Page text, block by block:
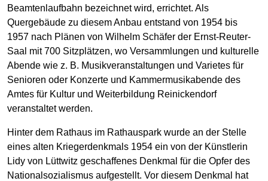
Beamtenlaufbahn bezeichnet wird, errichtet. Als
Quergebäude zu diesem Anbau entstand von 1954 bis
1957 nach Plänen von Wilhelm Schäfer der Ernst-Reuter-
Saal mit 700 Sitzplätzen, wo Versammlungen und kulturelle
Abende wie z. B. Musikveranstaltungen und Varietes für
Senioren oder Konzerte und Kammermusikabende des
Amtes für Kultur und Weiterbildung Reinickendorf
veranstaltet werden.
Hinter dem Rathaus im Rathauspark wurde an der Stelle
eines alten Kriegerdenkmals 1954 ein von der Künstlerin
Lidy von Lüttwitz geschaffenes Denkmal für die Opfer des
Nationalsozialismus aufgestellt. Vor diesem Denkmal hat